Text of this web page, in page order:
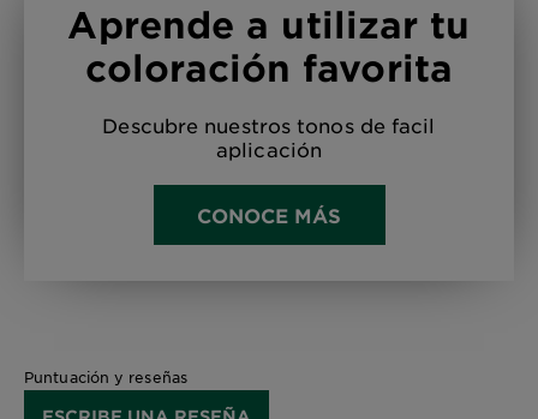
Aprende a utilizar tu
coloración favorita
Descubre nuestros tonos de facil
aplicación
CONOCE MÁS
Puntuación y reseñas